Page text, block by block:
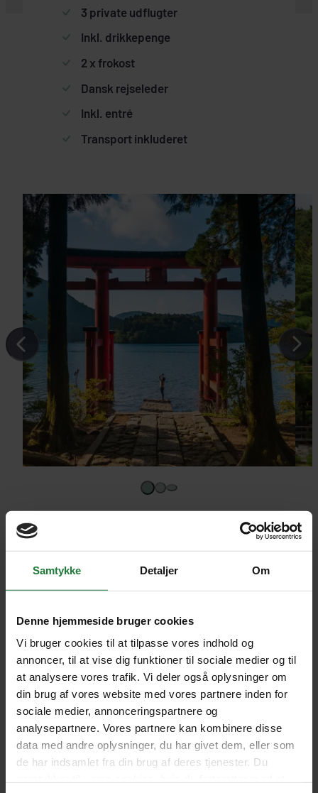
Samtykke Detaljer Om
Denne hjemmeside bruger cookies
Vi bruger cookies til at tilpasse vores indhold og
annoncer, til at vise dig funktioner til sociale medier og til
at analysere vores trafik. Vi deler også oplysninger om
din brug af vores website med vores partnere inden for
sociale medier, annonceringspartnere og
analysepartnere. Vores partnere kan kombinere disse
data med andre oplysninger, du har givet dem, eller som
de har indsamlet fra din brug af deres tjenester. Du
3 private udflugter
Inkl. drikkepenge
2 x frokost
Dansk rejseleder
Inkl. entré
Transport inkluderet
Man får et generelt indtryk af Japan
og den japanske kultur, og det var
en stor oplevelse.
ERIK SKIFTER ANDERSEN, AABENRAA